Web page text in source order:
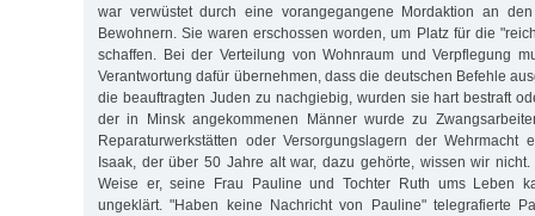
war verwüstet durch eine vorangegangene Mordaktion an
Bewohnern. Sie waren erschossen worden, um Platz für die
schaffen. Bei der Verteilung von Wohnraum und Verpflegung
Verantwortung dafür übernehmen, dass die deutschen Befehle
die beauftragten Juden zu nachgiebig, wurden sie hart bestraft
der in Minsk angekommenen Männer wurde zu
Reparaturwerkstätten oder Versorgungslagern der Wehrmacht
Isaak, der über 50 Jahre alt war, dazu gehörte, wissen wir
Weise er, seine Frau Pauline und Tochter Ruth ums Leben
ungeklärt. "Haben keine Nachricht von Pauline" telegrafierte